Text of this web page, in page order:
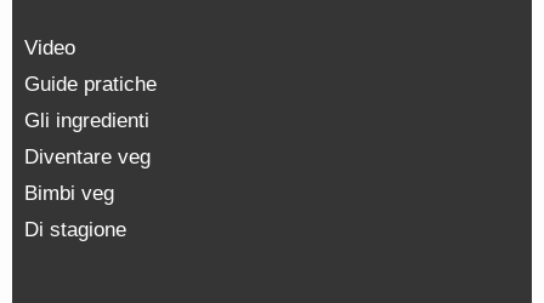
Video
Guide pratiche
Gli ingredienti
Diventare veg
Bimbi veg
Di stagione